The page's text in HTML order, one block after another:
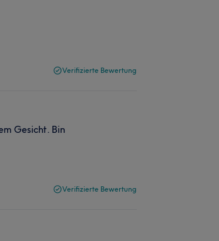
Verifizierte Bewertung
Gesicht. Bin
Verifizierte Bewertung